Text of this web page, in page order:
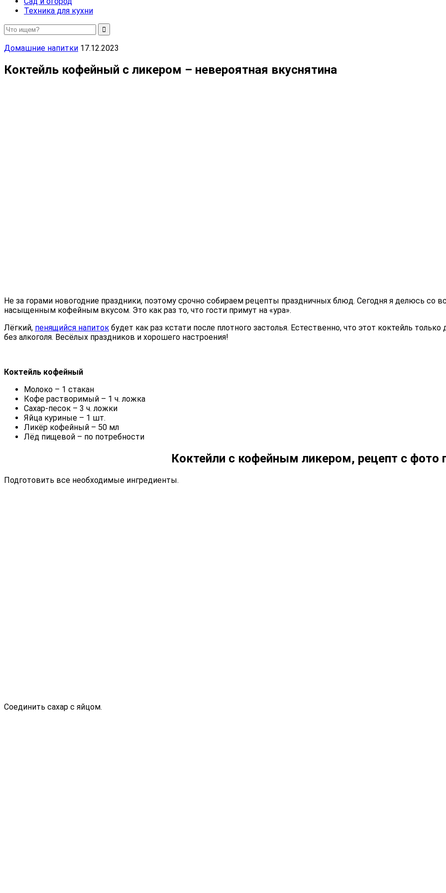
Техника для кухни
Домашние напитки 17.12.2023
Коктейль кофейный с ликером – невероятная вкуснятина
Не за горами новогодние праздники, поэтому срочно собираем рецепты праздничных блюд. Сегодня я делюсь со
насыщенным кофейным вкусом. Это как раз то, что гости примут на «ура».
Лёгкий, пенящийся напиток будет как раз кстати после плотного застолья. Естественно, что этот коктейль
без алкоголя. Весёлых праздников и хорошего настроения!
Коктейль кофейный
Молоко – 1 стакан
Кофе растворимый – 1 ч. ложка
Сахар-песок – 3 ч. ложки
Яйца куриные – 1 шт.
Ликёр кофейный – 50 мл
Лёд пищевой – по потребности
Коктейли с кофейным ликером, рецепт с фото
Подготовить все необходимые ингредиенты.
Соединить сахар с яйцом.